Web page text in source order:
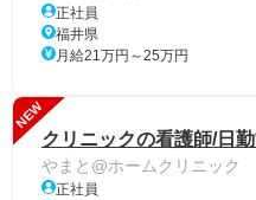
正社員
福井県
月給21万円～25万円
NEW
クリニックの看護師/日
やまと@ホームクリニック
正社員